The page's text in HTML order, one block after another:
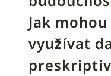
Jak
využívat